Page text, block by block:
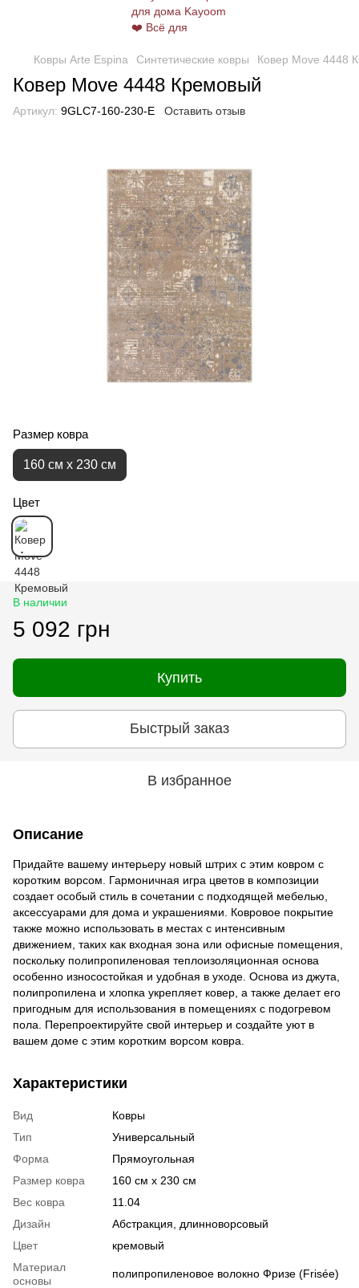
Ковры Arte Espina Синтетические ковры Ковер Move 4448
Ковер Move 4448 Кремовый
Артикул: 9GLC7-160-230-E Оставить отзыв
Размер ковра
160 см x 230 см
Цвет
В наличии
5 092 грн
Купить
Быстрый заказ
В избранное
Описание
Придайте вашему интерьеру новый штрих с этим ковром с
коротким ворсом. Гармоничная игра цветов в композиции
создает особый стиль в сочетании с подходящей мебелью,
аксессуарами для дома и украшениями. Ковровое покрытие
также можно использовать в местах с интенсивным
движением, таких как входная зона или офисные помещения,
поскольку полипропиленовая теплоизоляционная основа
особенно износостойкая и удобная в уходе. Основа из джута,
полипропилена и хлопка укрепляет ковер, а также делает его
пригодным для использования в помещениях с подогревом
пола. Перепроектируйте свой интерьер и создайте уют в
вашем доме с этим коротким ворсом ковра.
Характеристики
Вид
Ковры
Тип
Универсальный
Форма
Прямоугольная
Размер ковра
160 см x 230 см
Вес ковра
11.04
Дизайн
Абстракция, длинноворсовый
Цвет
кремовый
Материал
основы
полипропиленовое волокно Фризе (Frisée)